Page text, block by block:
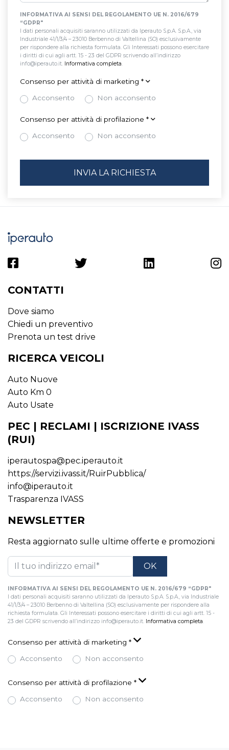
INFORMATIVA AI SENSI DEL REGOLAMENTO UE N. 2016/679
“GDPR"
I dati personali acquisiti saranno utilizzati da Iperauto S.p.A. S.p.A., via
Industriale 41/1/3/4 – 23010 Berbenno di Valtellina (SO) esclusivamente
per rispondere alla richiesta formulata. Gli Interessati possono esercitare
i diritti di cui agli artt. 15 - 23 del GDPR scrivendo all’indirizzo
info@iperauto.it. Informativa completa.
Consenso per attività di marketing *
Acconsento
Non acconsento
Consenso per attività di profilazione *
Acconsento
Non acconsento
CONTATTI
Dove siamo
Chiedi un preventivo
Prenota un test drive
RICERCA VEICOLI
Auto Nuove
Auto Km 0
Auto Usate
PEC | RECLAMI | ISCRIZIONE IVASS
(RUI)
iperautospa@pec.iperauto.it
https://servizi.ivass.it/RuirPubblica/
info@iperauto.it
Trasparenza IVASS
NEWSLETTER
Resta aggiornato sulle ultime offerte e promozioni
INFORMATIVA AI SENSI DEL REGOLAMENTO UE N. 2016/679 “GDPR"
I dati personali acquisiti saranno utilizzati da Iperauto S.p.A. S.p.A., via Industriale
41/1/3/4 – 23010 Berbenno di Valtellina (SO) esclusivamente per rispondere alla
richiesta formulata. Gli Interessati possono esercitare i diritti di cui agli artt. 15 -
23 del GDPR scrivendo all’indirizzo info@iperauto.it. Informativa completa.
Consenso per attività di marketing *
Acconsento
Non acconsento
Consenso per attività di profilazione *
Acconsento
Non acconsento